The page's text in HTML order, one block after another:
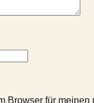
Browser für